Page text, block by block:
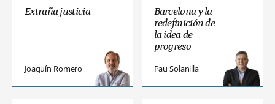
Extraña justicia
Joaquín Romero
Barcelona y la
redefinición de
la idea de
progreso
Pau Solanilla